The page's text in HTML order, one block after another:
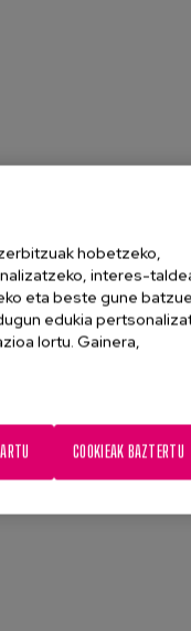
favorecer
los que se
calidad y
hobetzeko,
interes-
eta beste gune
edukia
lortu. Gainera,
COOKIEAK BAZTERTU